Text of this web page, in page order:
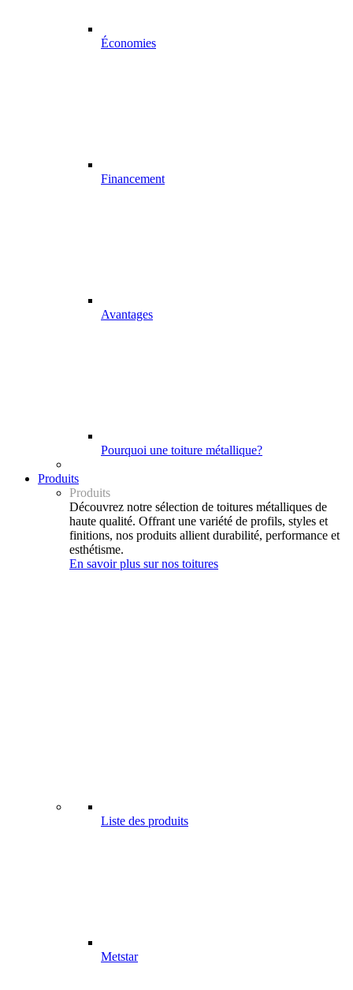
Économies
Financement
Avantages
Pourquoi une toiture métallique?
Produits
Produits
Découvrez notre sélection de toitures métalliques de
haute qualité. Offrant une variété de profils, styles et
finitions, nos produits allient durabilité, performance et
esthétisme.
En savoir plus sur nos toitures
Liste des produits
Metstar